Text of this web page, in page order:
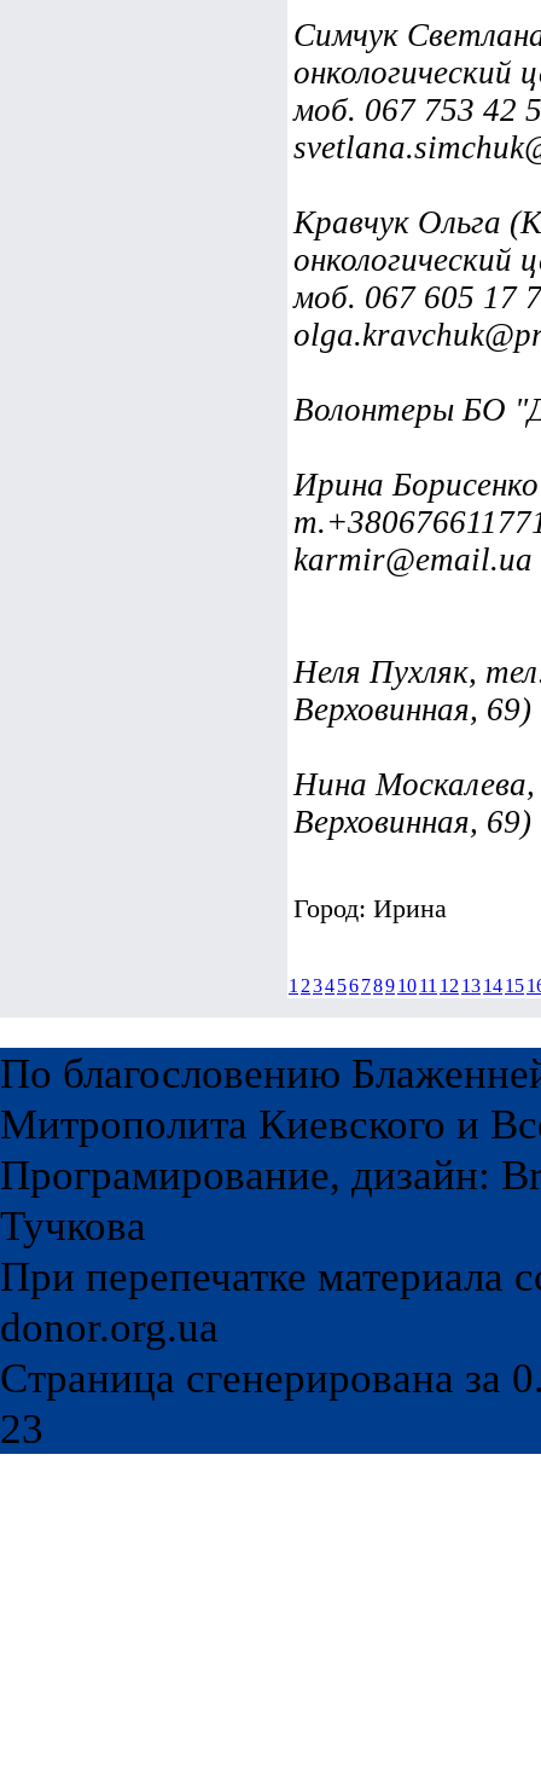
Симчук
онкологический
моб. 067 753 42
Кравчук Ольга
онкологический
моб. 067 605 17
Волонтеры БО
Ирина
karmir@email.ua
Неля Пухляк,
Верховинная, 69)
Нина
Верховинная, 69)
Город: Ирина
1 234567891011 12 131415
По благословению
Митрополита Киевского и
Програмирование, дизайн:
Тучкова
При перепечатке материала
donor.org.ua
Страница сгенерирована за
23